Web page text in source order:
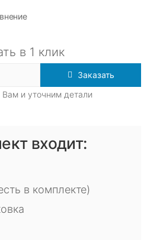
в 1 клик
Заказать
и уточним детали
входит:
в комплекте)